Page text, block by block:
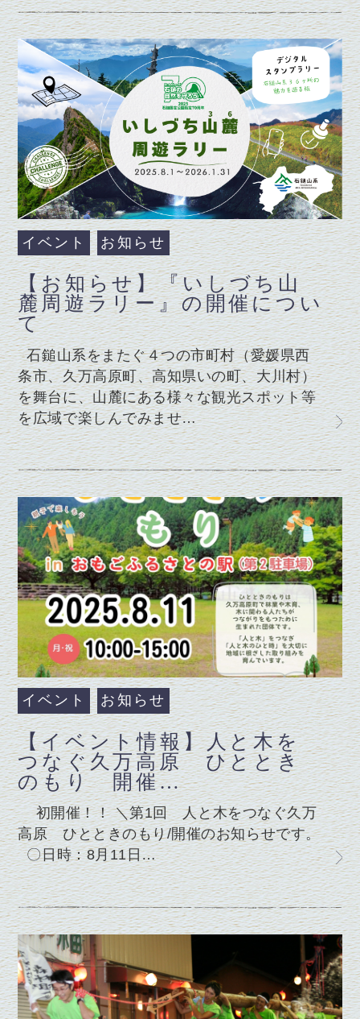
イベント お知らせ
【お知らせ】『いしづち山
麓周遊ラリー』の開催につい
て
石鎚山系をまたぐ４つの市町村（愛媛県西
条市、久万高原町、高知県いの町、大川村）
を舞台に、山麓にある様々な観光スポット等
を広域で楽しんでみませ…
イベント お知らせ
【イベント情報】人と木を
つなぐ久万高原 ひととき
のもり 開催…
初開催！！ ＼第1回 人と木をつなぐ久万
高原 ひとときのもり/開催のお知らせです。
〇日時：8月11日…